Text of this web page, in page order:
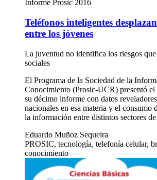
Informe Prosic 2016
Teléfonos inteligentes
entre los jóvenes
La juventud no identifica los riesgos
sociales
El Programa de la Sociedad de la
Conocimiento (Prosic-UCR) presentó el
su décimo informe con datos
nacionales en esa materia y el consumo
la información entre distintos sectores
Eduardo Muñoz Sequeira
PROSIC, tecnología, telefonía celular,
conocimiento